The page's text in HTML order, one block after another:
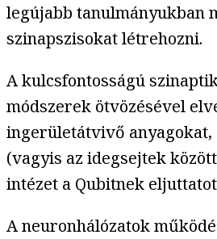
legújabb tanulmányukban
szinapszisokat létrehozni.
A kulcsfontosságú
módszerek ötvözésével
ingerületátvivő anyagokat,
(vagyis az idegsejtek
intézet a Qubitnek
A neuronhálózatok